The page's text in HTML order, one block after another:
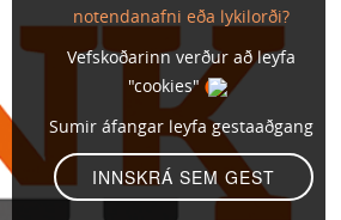
notendanafni eða lykilorði?
Vefskoðarinn verður að leyfa
"cookies"
Sumir áfangar leyfa gestaaðgang